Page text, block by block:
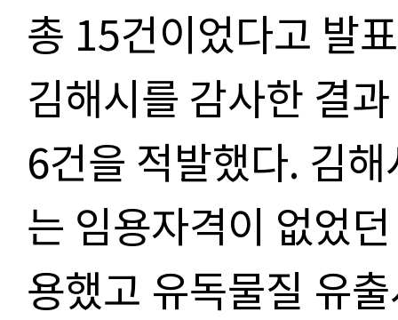
총 15건이었다고 발
김해시를 감사한 결
6건을 적발했다. 김
는 임용자격이 없었
용했고 유독물질 유